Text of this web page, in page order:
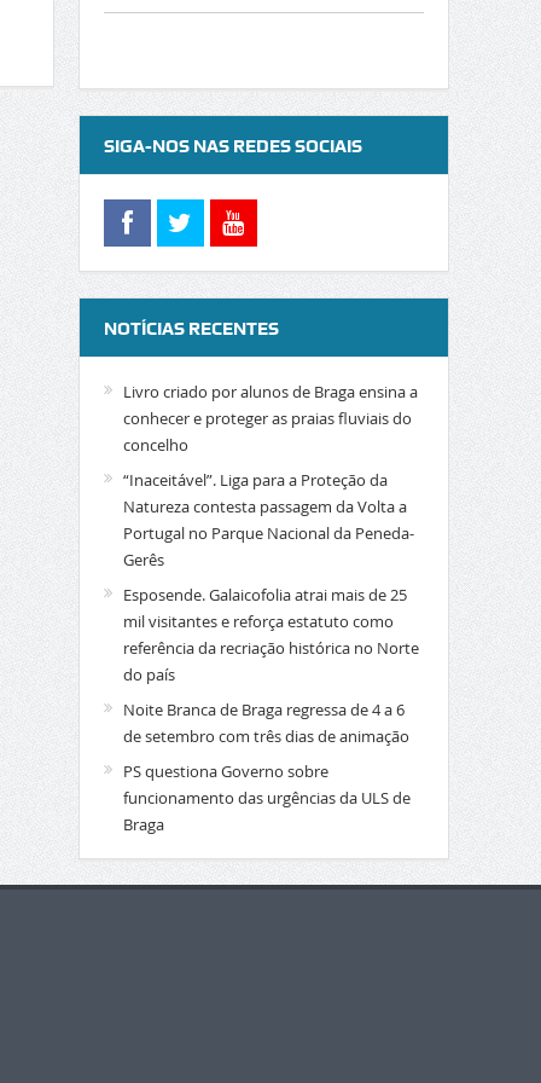
SIGA-NOS NAS REDES SOCIAIS
NOTÍCIAS RECENTES
Livro criado por alunos de Braga ensina a
conhecer e proteger as praias fluviais do
concelho
“Inaceitável”. Liga para a Proteção da
Natureza contesta passagem da Volta a
Portugal no Parque Nacional da Peneda-
Gerês
Esposende. Galaicofolia atrai mais de 25
mil visitantes e reforça estatuto como
referência da recriação histórica no Norte
do país
Noite Branca de Braga regressa de 4 a 6
de setembro com três dias de animação
PS questiona Governo sobre
funcionamento das urgências da ULS de
Braga